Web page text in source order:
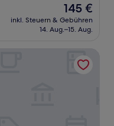
Der
Preis
beträgt
145 €
inkl. Steuern & Gebühren
14. Aug.–15. Aug.